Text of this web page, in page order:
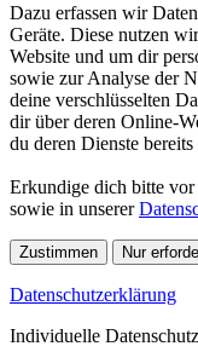
Dazu erfassen wir
Geräte. Diese nutzen
Website und um dir
sowie zur Analyse der
deine verschlüsselten
dir über deren Online-
du deren Dienste bereits
Erkundige dich bitte
sowie in unserer
Zustimmen Nur
Datenschutzerklärung
Individuelle